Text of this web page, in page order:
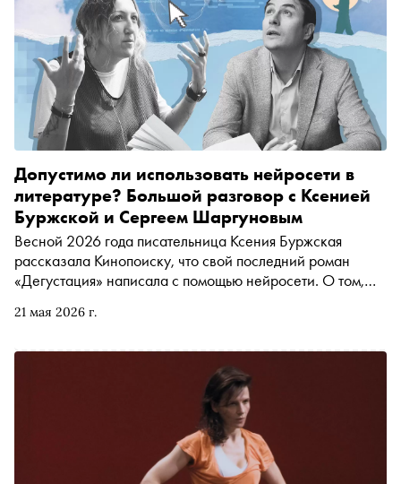
21 мая 2026 г.
Допустимо ли использовать нейросети в
литературе? Большой разговор с Ксенией
Буржской и Сергеем Шаргуновым
Весной 2026 года писательница Ксения Буржская
рассказала Кинопоиску, что свой последний роман
«Дегустация» написала с помощью нейросети. О том,
случаях её следует применять, повышенных требованиях
«ляпах» в мире до интернета (помните такой?) автор
«Сноба» Егор Спесивцев поговорил с самой Ксенией и
писателем, главным редактором журнала «Юность»
Сергеем Шаргуновым (к нейросетям, как и к сладкой
овсяной каше, у него сохраняется предрассудок)